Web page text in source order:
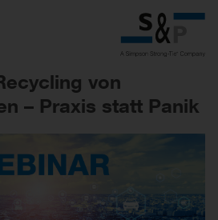
von
– Praxis statt Panik